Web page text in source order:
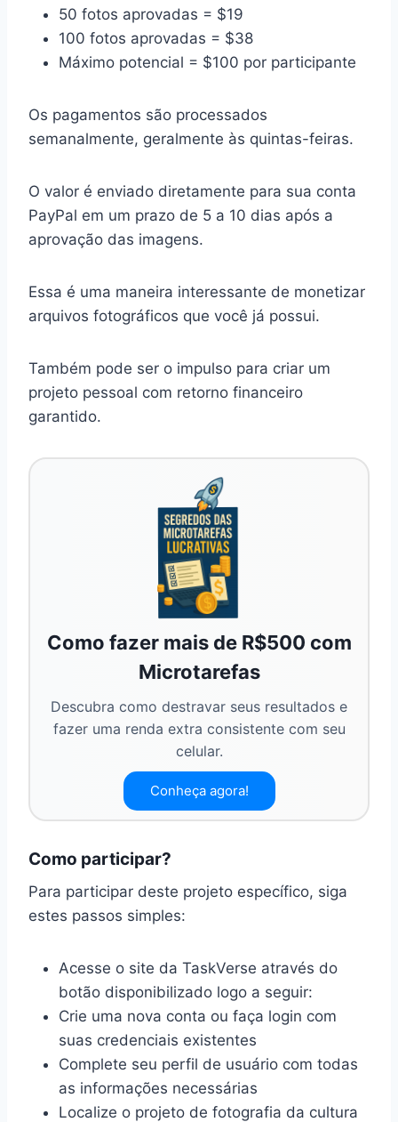
50 fotos aprovadas = $19
100 fotos aprovadas = $38
Máximo potencial = $100 por participante
Os pagamentos são processados
semanalmente, geralmente às quintas-feiras.
O valor é enviado diretamente para sua conta
PayPal em um prazo de 5 a 10 dias após a
aprovação das imagens.
Essa é uma maneira interessante de monetizar
arquivos fotográficos que você já possui.
Também pode ser o impulso para criar um
projeto pessoal com retorno financeiro
garantido.
Como fazer mais de R$500 com
Microtarefas
Descubra como destravar seus resultados e
fazer uma renda extra consistente com seu
celular.
Conheça agora!
Como participar?
Para participar deste projeto específico, siga
estes passos simples:
Acesse o site da TaskVerse através do
botão disponibilizado logo a seguir:
Crie uma nova conta ou faça login com
suas credenciais existentes
Complete seu perfil de usuário com todas
as informações necessárias
Localize o projeto de fotografia da cultura